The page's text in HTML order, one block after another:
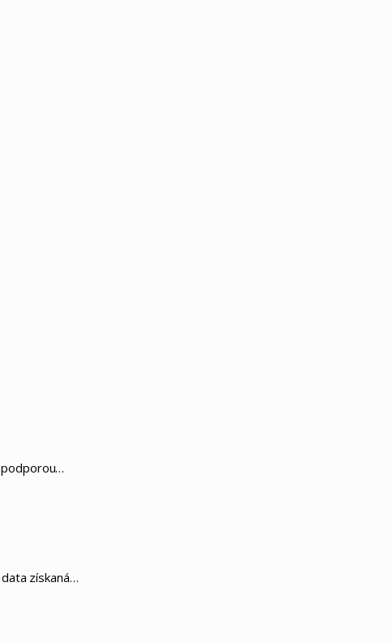
podporou…
získaná…